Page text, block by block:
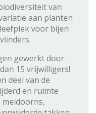
van
aan planten
voor bijen
gewerkt door
15 vrijwilligers!
deel van de
en ruimte
meidoorns,